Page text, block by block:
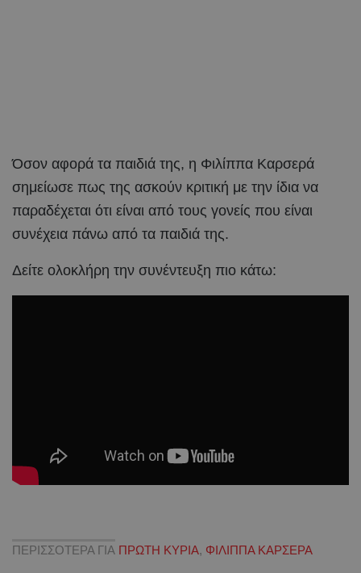
Όσον αφορά τα παιδιά της, η Φιλίππα Καρσερά
σημείωσε πως της ασκούν κριτική με την ίδια να
παραδέχεται ότι είναι από τους γονείς που είναι
συνέχεια πάνω από τα παιδιά της.
Δείτε ολοκλήρη την συνέντευξη πιο κάτω:
ΠΕΡΙΣΣΟΤΕΡΑ ΓΙΑ ΠΡΩΤΗ ΚΥΡΙΑ, ΦΙΛΙΠΠΑ ΚΑΡΣΕΡΑ